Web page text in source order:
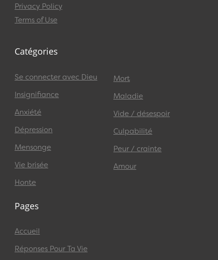
Privacy Policy
Terms of Use
Catégories
Se connecter avec Dieu
Insignifiance
Anxiété
Dépression
Mensonge
Vie brisée
Honte
Mort
Maladie
Vide / désespoir
Culpabilité
Peur / crainte
Amour
Pages
Accueil
Réponses Pour Ta Vie